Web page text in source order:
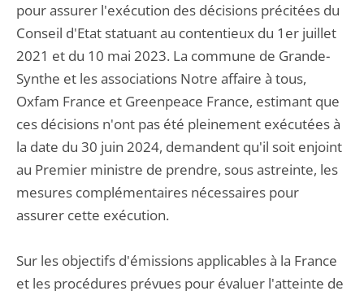
pour assurer l'exécution des décisions précitées du
Conseil d'Etat statuant au contentieux du 1er juillet
2021 et du 10 mai 2023. La commune de Grande-
Synthe et les associations Notre affaire à tous,
Oxfam France et Greenpeace France, estimant que
ces décisions n'ont pas été pleinement exécutées à
la date du 30 juin 2024, demandent qu'il soit enjoint
au Premier ministre de prendre, sous astreinte, les
mesures complémentaires nécessaires pour
assurer cette exécution.
Sur les objectifs d'émissions applicables à la France
et les procédures prévues pour évaluer l'atteinte de